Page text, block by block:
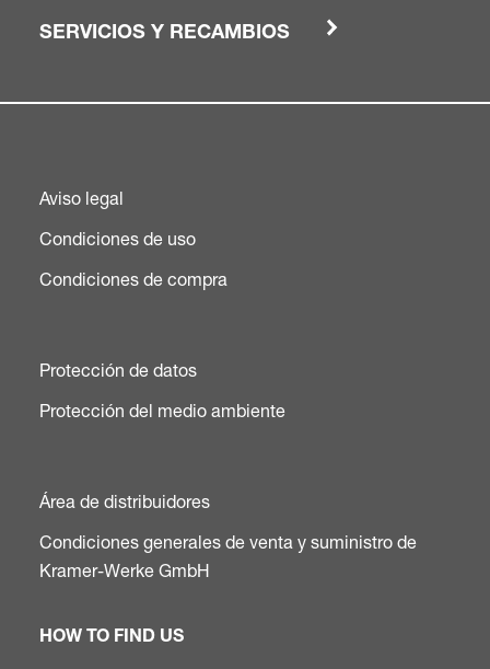
SERVICIOS Y RECAMBIOS
Aviso legal
Condiciones de uso
Condiciones de compra
Protección de datos
Protección del medio ambiente
Área de distribuidores
Condiciones generales de venta y suministro de
Kramer-Werke GmbH
HOW TO FIND US